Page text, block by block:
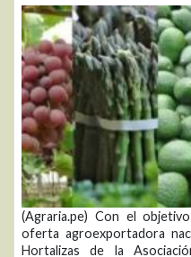
(Agraria.pe) Con el
oferta agroexportadora
Hortalizas de la